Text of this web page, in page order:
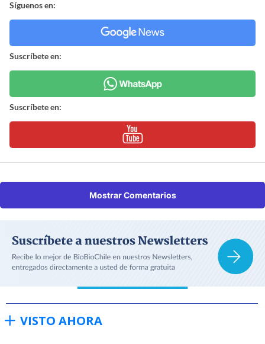
Síguenos en:
Suscríbete en:
Suscríbete en:
Mostrar Comentarios
VISTO AHORA